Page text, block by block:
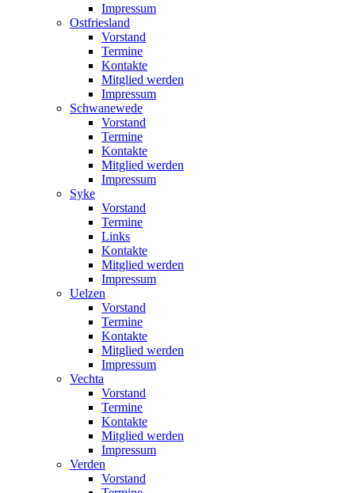
Impressum
Ostfriesland
Vorstand
Termine
Kontakte
Mitglied werden
Impressum
Schwanewede
Vorstand
Termine
Kontakte
Mitglied werden
Impressum
Syke
Vorstand
Termine
Links
Kontakte
Mitglied werden
Impressum
Uelzen
Vorstand
Termine
Kontakte
Mitglied werden
Impressum
Vechta
Vorstand
Termine
Kontakte
Mitglied werden
Impressum
Verden
Vorstand